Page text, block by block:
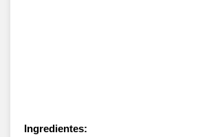
Ingredientes: